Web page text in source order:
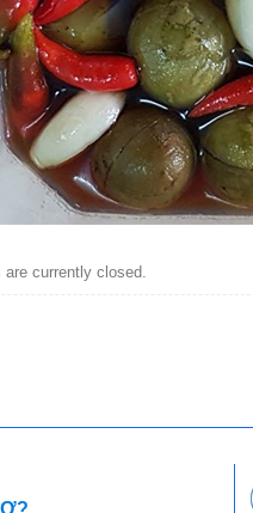
currently closed.